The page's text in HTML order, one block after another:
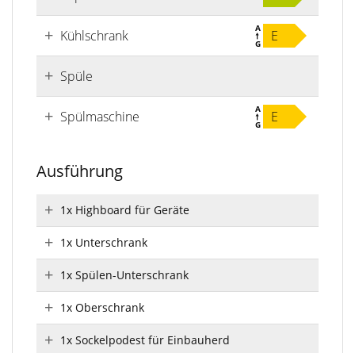
Kühlschrank E
Spüle
Spülmaschine E
Ausführung
1x Highboard für Geräte
1x Unterschrank
1x Spülen-Unterschrank
1x Oberschrank
1x Sockelpodest für Einbauherd